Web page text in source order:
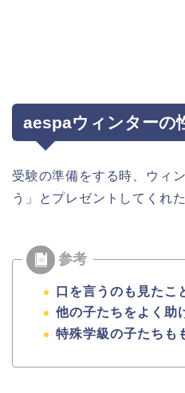
aespaウィンターの
受験の準備をする時、ウィ
う」とプレゼントしてくれ
口を言うのも見たこ
他の子たちをよく助
特殊学級の子たちも